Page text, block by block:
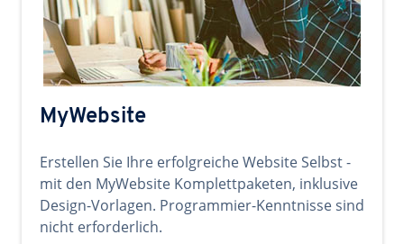
MyWebsite
Erstellen Sie Ihre erfolgreiche Website Selbst -
mit den MyWebsite Komplettpaketen, inklusive
Design-Vorlagen. Programmier-Kenntnisse sind
nicht erforderlich.